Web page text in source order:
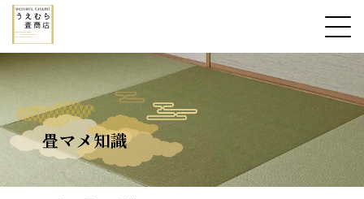
畳マメ知識